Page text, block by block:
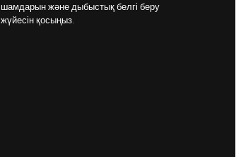
шамдарын және дыбыстық белгі беру
жүйесін қосыңыз.